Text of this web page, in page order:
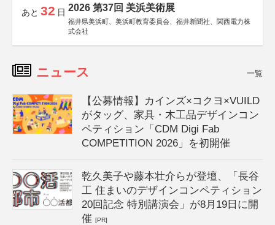
あと 32 日 2026 第37回 美浜美術展
福井県美浜町、美浜町教育委員会、福井新聞社、関西電力株
式会社
ニュース 一覧
【公募情報】カインズ×コクヨ×VUILD
がタッグ、家具・木工品デザインコン
ペティション「CDM Digi Fab
COMPETITION 2026」を初開催
乾久美子や藤本壮介らが登壇、「長谷
工 住まいのデザインコンペティション
20回記念 特別講演会」が8月19日に開
催[PR]